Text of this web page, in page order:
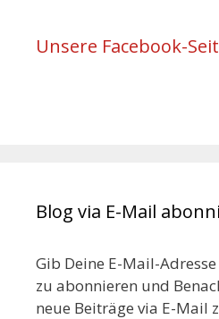
Unsere Facebook-
Blog via E-Mail
Gib Deine E-Mail-
zu abonnieren und
neue Beiträge via E-Mail